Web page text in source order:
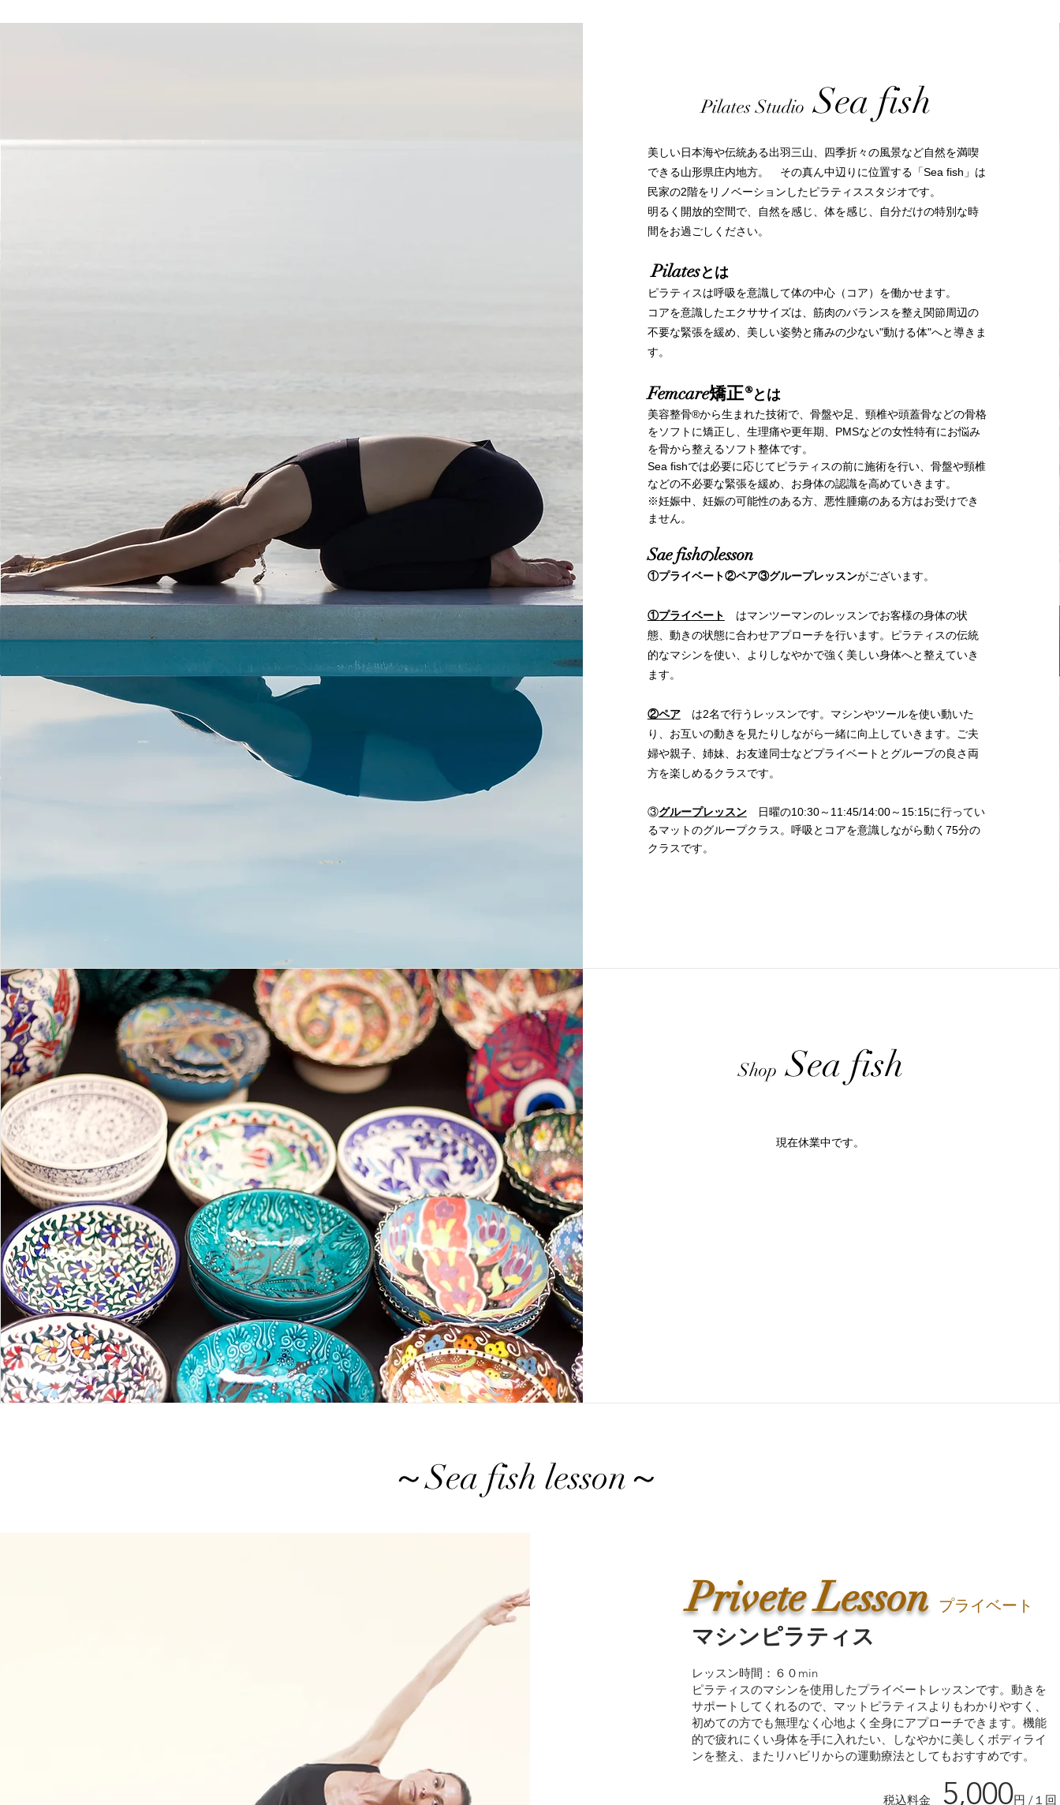
​PilatesStudioSea fish
美しい日本海や伝統ある出羽三山、四季折々の風景など自然を満喫
できる山形県庄内地方。 その真ん中辺りに位置する「Sea fish」は
民家の2階をリノベーションしたピラティススタジオです。
明るく開放的空間で、自然を感じ、体を感じ、自分だけの特別な時
間をお過ごしください。
Pilatesとは
ピラティスは呼吸を意識して体の中心（コア）を働かせます。
コアを意識したエクササイズは、 筋肉のバランスを整え関節周辺の
不要な緊張を緩め、美しい姿勢と痛みの少ない"動ける体"へと導きま
す。
Femcare矯正®とは
美容整骨®から生まれた技術で、骨盤や足、頸椎や頭蓋骨などの骨格
をソフトに矯正し、生理痛や更年期、PMSなどの女性特有にお悩み
を骨から整えるソフト整体です。
​Sea fishでは必要に応じてピラティスの前に施術を行い、骨盤や頸椎
などの不必要な緊張を緩め、お身体の認識を高めていきます。
※妊娠中、妊娠の可能性のある方、悪性腫瘍のある方はお受けでき
ません。
Saefishのlesson
①プライベート②ペア③グループレッスンがございます。
①プライベート はマンツーマンのレッスンでお客様の身体の状
態、動きの状態に合わせアプローチを行います。
ピラティスの伝統
的なマシンを使い、 よりしなやかで強く美しい身体へと整えていき
ます。
②ペア
は2名で行うレッスンです。マシンやツールを使い動いた
り、お互いの動きを見たりしながら一緒に向上していきます。ご夫
婦や親子、姉妹、お友達同士などプライベートとグループの良さ両
方を楽しめるクラスです。
​③グループレッスン日曜の10:30～11:45/14:00～15:15に行ってい
るマットのグループクラス。 呼吸とコアを意識しながら動く75分の
クラスです。
Shop​Sea fish
​現在休業中です。
～Sea fish lesson～
Privete Lesson​ プライベー ト
​税込料金 5,000円 /１回
マシン ピラティス
レッスン時間：６０min
ピラティスのマシンを使用したプライベートレッスンです。動きを
サポートしてくれるので、マットピラティスよりもわかりやすく、
初めての方でも無理なく心地よく全身にアプローチできます。機能
的で疲れにくい身体を手に入れたい、しなやかに美しくボディライ
ンを整え、またリハビリからの運動療法としてもおすすめです。